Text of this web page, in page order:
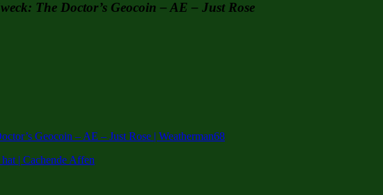
The Doctor’s Geocoin – AE – Just Rose
Geocoin – AE – Just Rose | Weatherman68
| Cachende Affen